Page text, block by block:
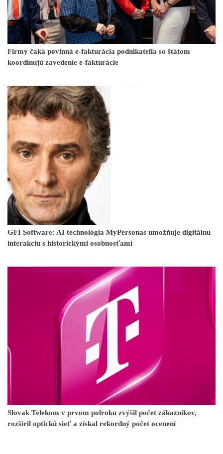
Firmy čaká povinná e-fakturácia podnikatelia so štátom
koordinujú zavedenie e-fakturácie
GFI Software: AI technológia MyPersonas umožňuje digitálnu
interakciu s historickými osobnosťami
Slovak Telekom v prvom polroku zvýšil počet zákazníkov,
rozšíril optickú sieť a získal rekordný počet ocenení